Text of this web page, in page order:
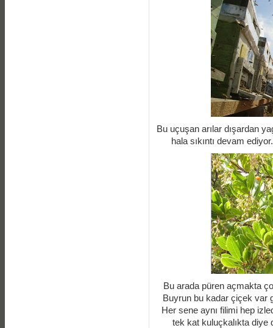
Bu uçuşan arılar dışardan
hala sıkıntı devam
Bu arada püren açmakta
Buyrun bu kadar çiçek var
Her sene aynı filimi hep
tek kat kuluçkalıkta diye